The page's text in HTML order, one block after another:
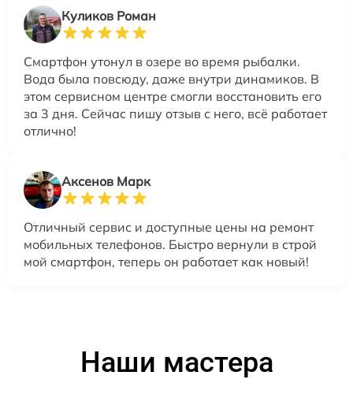
Куликов Роман
Смартфон утонул в озере во время рыбалки.
Вода была повсюду, даже внутри динамиков. В
этом сервисном центре смогли восстановить его
за 3 дня. Сейчас пишу отзыв с него, всё работает
отлично!
Аксенов Марк
Отличный сервис и доступные цены на ремонт
мобильных телефонов. Быстро вернули в строй
мой смартфон, теперь он работает как новый!
Наши мастера